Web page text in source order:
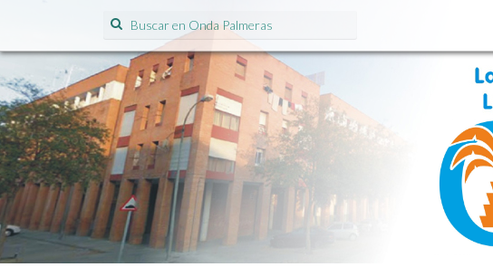
Search for: